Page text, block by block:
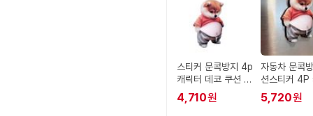
스티커 문콕방지 4p
캐릭터 데코 쿠션 자
동차 보호패드 장식
소품
4,710원
자동차 문콕
션스티커 4P
장식
5,720원